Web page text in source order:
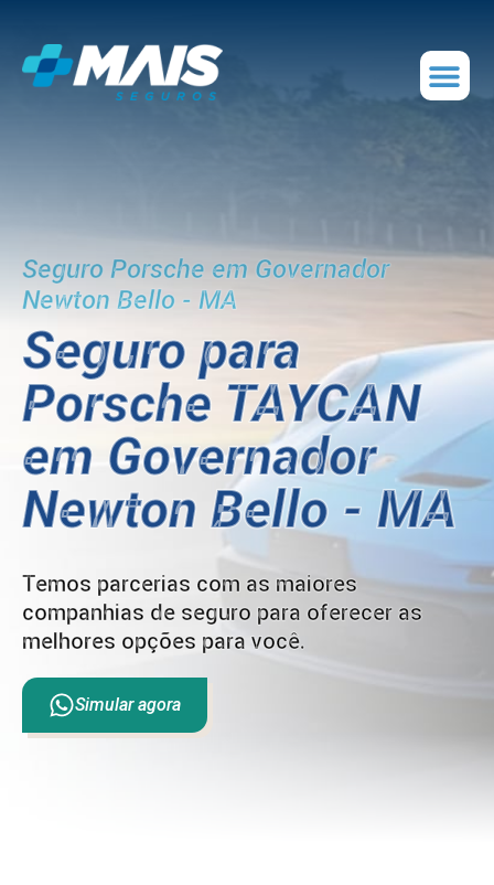
Seguro Porsche em Governador
Newton Bello - MA
Seguro para
Porsche TAYCAN
em Governador
Newton Bello - MA
Temos parcerias com as maiores
companhias de seguro para oferecer as
melhores opções para você.
Simular agora